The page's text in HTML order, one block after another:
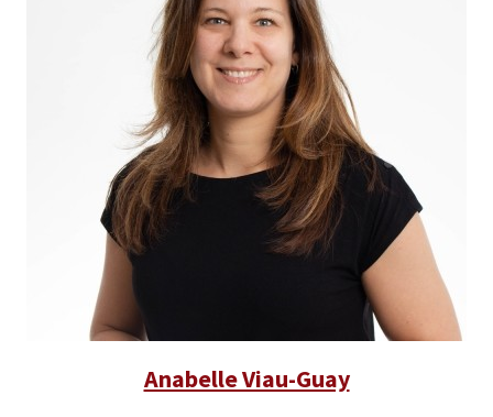
Anabelle Viau-Guay